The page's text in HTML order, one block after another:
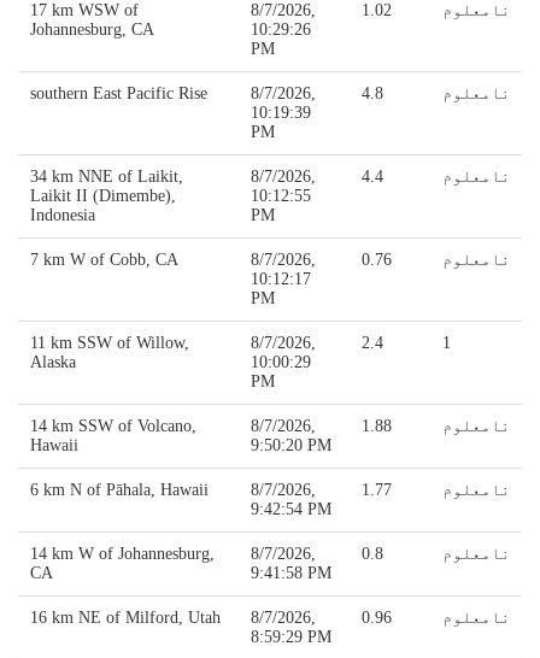
17 km WSW of
Johannesburg, CA
8/7/2026,
10:29:26
PM
1.02 نامعلوم
southern East Pacific Rise
8/7/2026,
10:19:39
PM
4.8 نامعلوم
34 km NNE of Laikit,
Laikit II (Dimembe),
Indonesia
8/7/2026,
10:12:55
PM
4.4 نامعلوم
7 km W of Cobb, CA
8/7/2026,
10:12:17
PM
0.76 نامعلوم
11 km SSW of Willow,
Alaska
8/7/2026,
10:00:29
PM
2.4 1
14 km SSW of Volcano,
Hawaii
8/7/2026,
9:50:20 PM
1.88 نامعلوم
6 km N of Pāhala, Hawaii
8/7/2026,
9:42:54 PM
1.77 نامعلوم
14 km W of Johannesburg,
CA
8/7/2026,
9:41:58 PM
0.8 نامعلوم
16 km NE of Milford, Utah
8/7/2026,
8:59:29 PM
0.96 نامعلوم